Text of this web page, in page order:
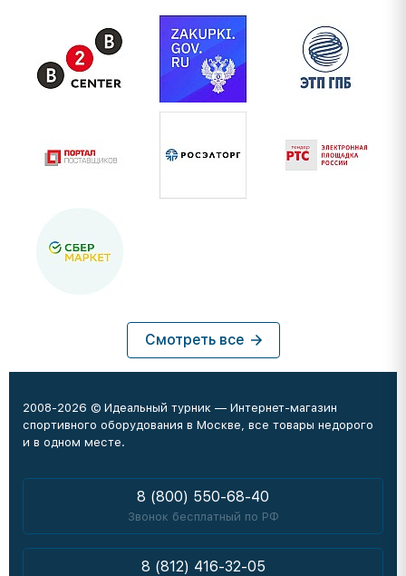
Смотреть все
2008-2026 © Идеальный турник — Интернет-магазин
спортивного оборудования в Москве, все товары недорого
и в одном месте.
8 (800) 550-68-40
Звонок бесплатный по РФ
8 (812) 416-32-05